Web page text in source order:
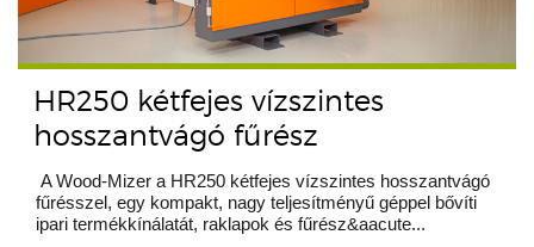
HR250 kétfejes vízszintes
hosszantvágó fűrész
A Wood-Mizer a HR250 kétfejes vízszintes hosszantvágó
fűrésszel, egy kompakt, nagy teljesítményű géppel bővíti
ipari termékkínálatát, raklapok és fűrész&aacute...